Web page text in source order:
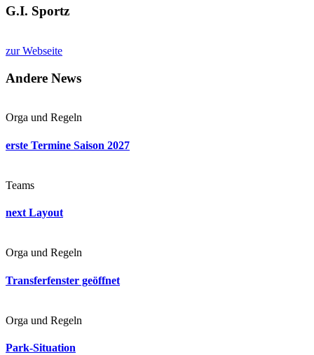
G.I. Sportz
zur Webseite
Andere News
Orga und Regeln
erste Termine Saison 2027
Teams
next Layout
Orga und Regeln
Transferfenster geöffnet
Orga und Regeln
Park-Situation